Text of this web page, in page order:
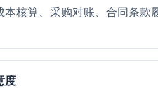
核算、采购对账、合同条款
度